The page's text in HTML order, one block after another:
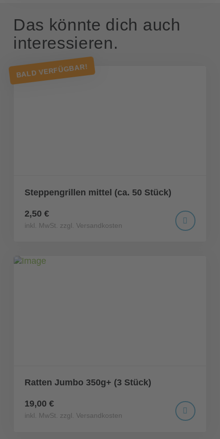
Das könnte dich auch
interessieren.
Steppengrillen mittel (ca. 50 Stück)
2,50 €
inkl. MwSt. zzgl. Versandkosten
BALD VERFÜGBAR!
Ratten Jumbo 350g+ (3 Stück)
19,00 €
inkl. MwSt. zzgl. Versandkosten